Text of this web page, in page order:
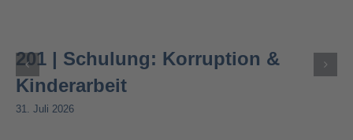
201 | Schulung: Korruption &
Kinderarbeit
31. Juli 2026